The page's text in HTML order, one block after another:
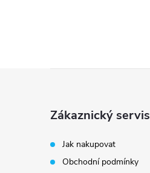
Zákaznický servis
Jak nakupovat
Obchodní podmínky